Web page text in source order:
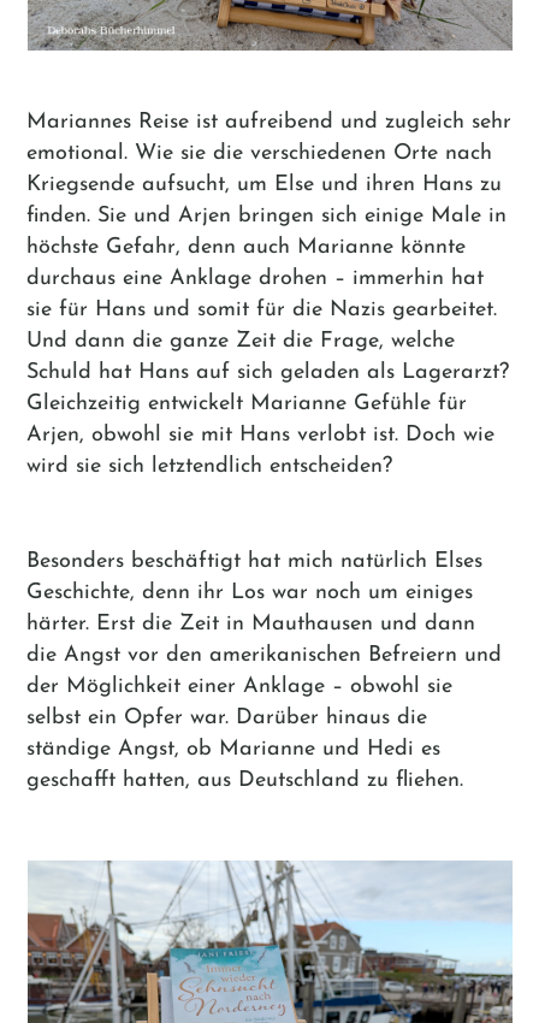
Mariannes Reise ist aufreibend und zugleich sehr
emotional. Wie sie die verschiedenen Orte nach
Kriegsende aufsucht, um Else und ihren Hans zu
finden. Sie und Arjen bringen sich einige Male in
höchste Gefahr, denn auch Marianne könnte
durchaus eine Anklage drohen – immerhin hat
sie für Hans und somit für die Nazis gearbeitet.
Und dann die ganze Zeit die Frage, welche
Schuld hat Hans auf sich geladen als Lagerarzt?
Gleichzeitig entwickelt Marianne Gefühle für
Arjen, obwohl sie mit Hans verlobt ist. Doch wie
wird sie sich letztendlich entscheiden?
Besonders beschäftigt hat mich natürlich Elses
Geschichte, denn ihr Los war noch um einiges
härter. Erst die Zeit in Mauthausen und dann
die Angst vor den amerikanischen Befreiern und
der Möglichkeit einer Anklage – obwohl sie
selbst ein Opfer war. Darüber hinaus die
ständige Angst, ob Marianne und Hedi es
geschafft hatten, aus Deutschland zu fliehen.